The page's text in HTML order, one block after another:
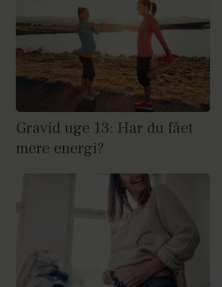
Gravid uge 13: Har du fået
mere energi?